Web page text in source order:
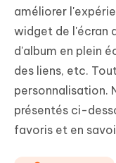
améliorer
widget de l'écran
d'album en plein
des liens, etc.
personnalisation.
présentés ci-
favoris et en